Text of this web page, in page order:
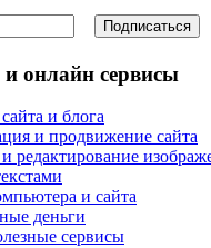
онлайн сервисы
и блога
и продвижение сайта
редактирование
и сайта
деньги
сервисы